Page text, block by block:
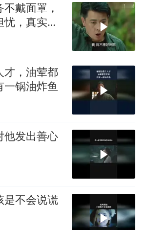
戴面罩，
，真实情
才，油荤都
一锅油炸鱼
他发出善心
是不会说谎